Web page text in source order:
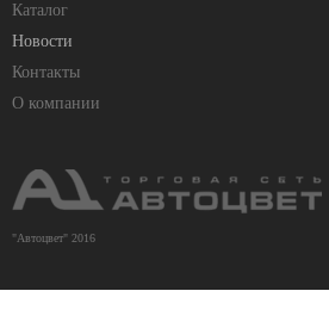
Каталог
Новости
Контакты
О компании
"Автоцвет" 2016